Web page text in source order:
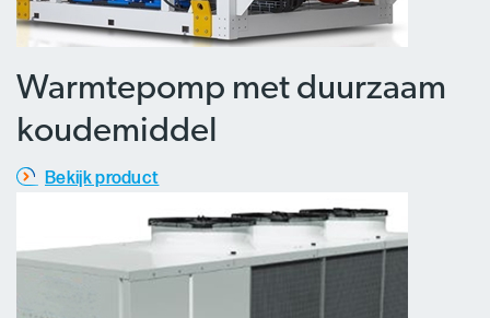
Warmtepomp met duurzaam
koudemiddel
Bekijk product